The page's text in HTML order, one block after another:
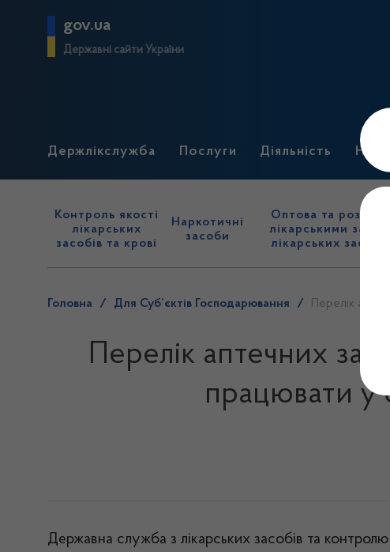
gov.ua
Державні сайти України
Держлікслужба Послуги Діяльність
Контроль якості
лікарських
засобів та крові
Наркотичні
засоби
Оптова та
лікарськими
лікарських
Головна / Для Суб’єктів Господарювання / Перелік
Перелік аптечних
працювати у
Державна служба з лікарських засобів та